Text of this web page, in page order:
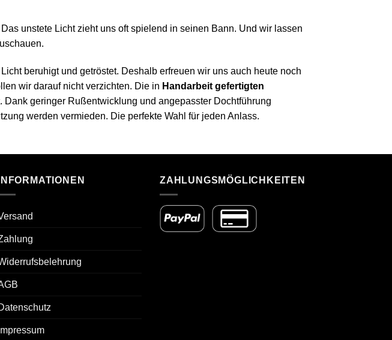
unstete Licht zieht uns oft spielend in seinen Bann. Und wir lassen
beruhigt und getröstet. Deshalb erfreuen wir uns auch heute noch
wir darauf nicht verzichten. Die in Handarbeit gefertigten
geringer Rußentwicklung und angepasster Dochtführung
werden vermieden. Die perfekte Wahl für jeden Anlass.
INFORMATIONEN
Impressum
ZAHLUNGSMÖGLICHKEITEN